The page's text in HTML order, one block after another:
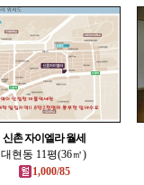
신촌 자이엘라 월세
대현동 11평(36㎡)
1,000/85